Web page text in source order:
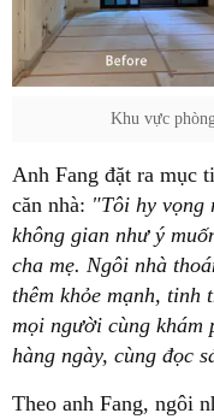
Khu vực
Anh Fang đặt ra mục
căn nhà: "Tôi hy vọng
không gian như ý
cha mẹ. Ngôi nhà
thêm khỏe mạnh, tinh
mọi người cùng khám
hàng ngày, cùng đọc
Theo anh Fang, ngôi